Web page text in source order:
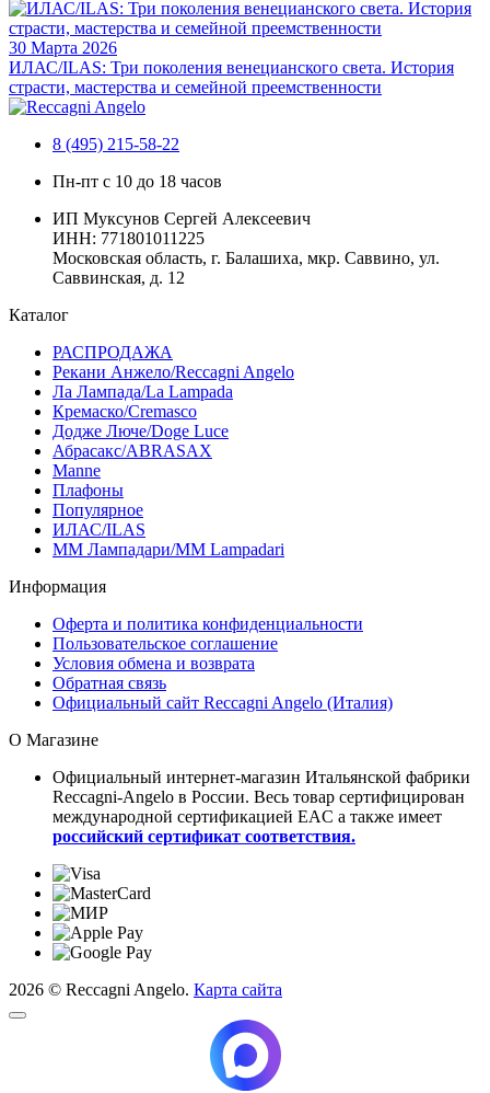
30 Марта 2026
ИЛАС/ILAS: Три поколения венецианского света. История
страсти, мастерства и семейной преемственности
8 (495) 215-58-22
Пн-пт с 10 до 18 часов
ИП Муксунов Сергей Алексеевич
ИНН: 771801011225
Московская область, г. Балашиха, мкр. Саввино, ул.
Саввинская, д. 12
Каталог
РАСПРОДАЖА
Рекани Анжело/Reccagni Angelo
Ла Лампада/La Lampada
Кремаско/Cremasco
Додже Люче/Doge Luce
Абрасакс/ABRASAX
Manne
Плафоны
Популярное
ИЛАС/ILAS
ММ Лампадари/MM Lampadari
Информация
Оферта и политика конфиденциальности
Пользовательское соглашение
Условия обмена и возврата
Обратная связь
Официальный сайт Reccagni Angelo (Италия)
О Магазине
Официальный интернет-магазин Итальянской фабрики
Reccagni-Angelo в России. Весь товар сертифицирован
международной сертификацией EAC а также имеет
российский сертификат соответствия.
2026 © Reccagni Angelo. Карта сайта